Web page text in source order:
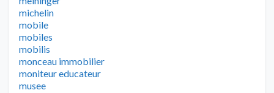
michelin
mobile
mobiles
mobilis
monceau immobilier
moniteur educateur
musee